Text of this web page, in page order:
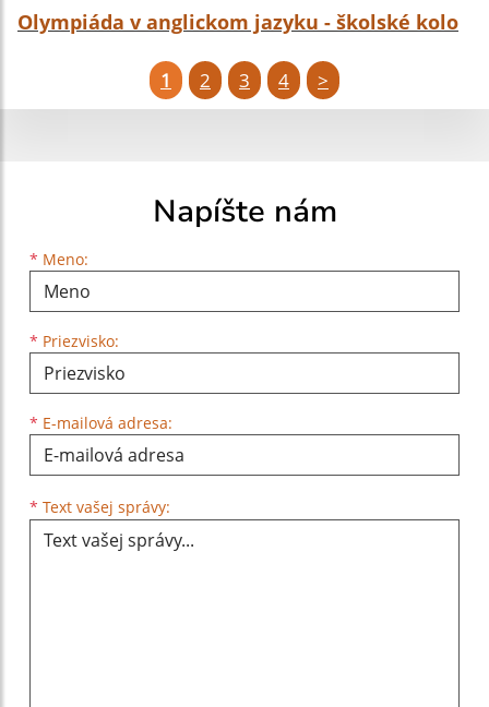
Olympiáda v anglickom jazyku - školské kolo
1 2 3 4 >
Napíšte nám
* Meno:
Meno
* Priezvisko:
Priezvisko
* E-mailová adresa:
E-mailová adresa
* Text vašej správy: